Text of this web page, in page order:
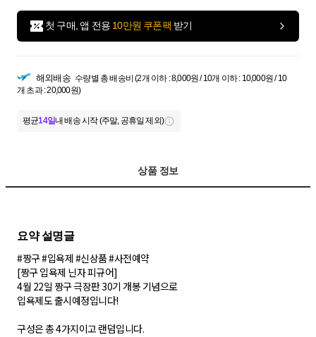
첫 구매, 앱 전용 10만원 쿠폰팩 받기
해외배송 수량별 총 배송비 (2개 이하 : 8,000원 / 10개 이하 : 10,000원 / 10
개 초과 : 20,000원)
평균14일내 배송 시작 (주말, 공휴일 제외)
상품 정보
요약 설명글
#짱구 #입욕제 #신상품 #사전예약
[짱구 입욕제 닌자 피규어]
4월 22일 짱구 극장판 30기 개봉 기념으로
입욕제도 출시예정입니다!
구성은 총 4가지이고 랜덤입니다.